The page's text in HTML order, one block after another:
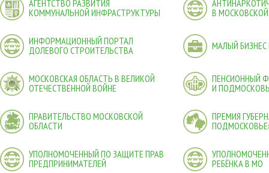
АГЕНТСТВО РАЗВИТИЯ
КОММУНАЛЬНОЙ ИНФРАСТРУКТУРЫ
В
ИНФОРМАЦИОННЫЙ ПОРТАЛ
ДОЛЕВОГО СТРОИТЕЛЬСТВА
МАЛЫЙ
МОСКОВСКАЯ ОБЛАСТЬ В ВЕЛИКОЙ
ОТЕЧЕСТВЕННОЙ ВОЙНЕ
ПЕНСИОННЫЙ
И
ПРАВИТЕЛЬСТВО МОСКОВСКОЙ
ОБЛАСТИ
ПРЕМИЯ
УПОЛНОМОЧЕННЫЙ ПО ЗАЩИТЕ ПРАВ
ПРЕДПРИНИМАТЕЛЕЙ
РЕБЁНКА В МО